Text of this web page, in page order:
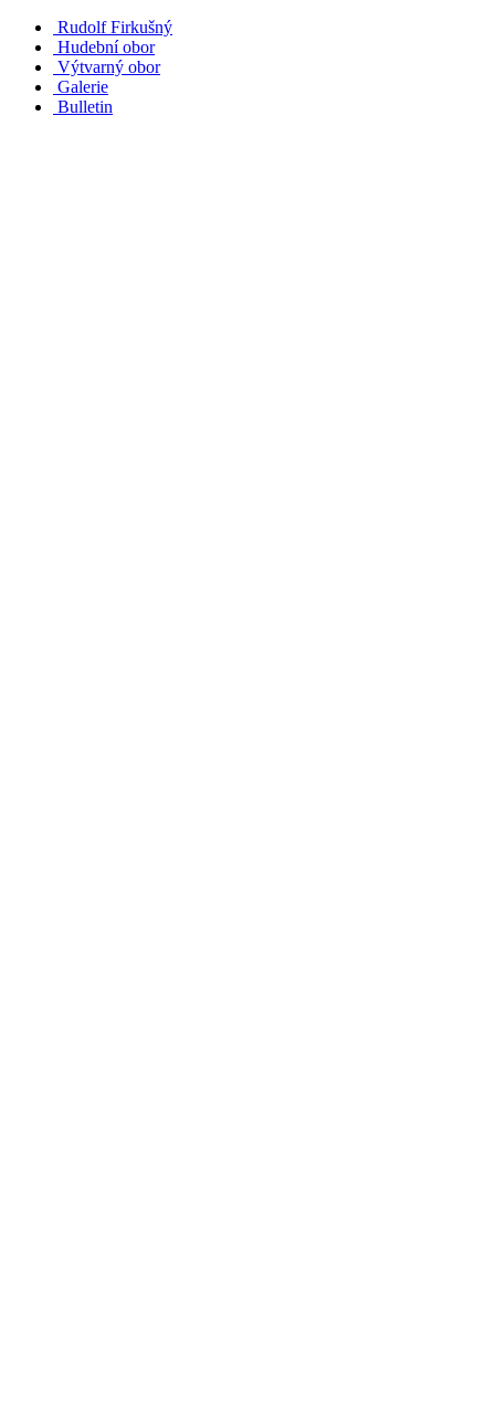
Rudolf Firkušný
Hudební obor
Výtvarný obor
Galerie
Bulletin